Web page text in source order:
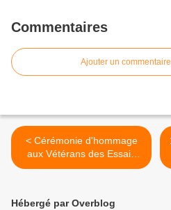
Commentaires
Ajouter un commentaire
< Cérémonie d'hommage
aux Vétérans des Essais
Nucléaires français
Hébergé par Overblog